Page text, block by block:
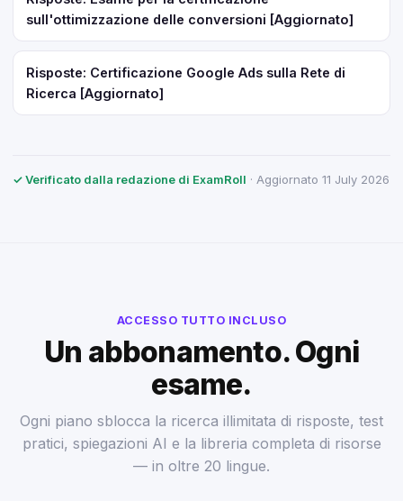
sull'ottimizzazione delle conversioni [Aggiornato]
Risposte: Certificazione Google Ads sulla Rete di
Ricerca [Aggiornato]
✓ Verificato dalla redazione di ExamRoll · Aggiornato 11 July 2026
ACCESSO TUTTO INCLUSO
Un abbonamento. Ogni
esame.
Ogni piano sblocca la ricerca illimitata di risposte, test
pratici, spiegazioni AI e la libreria completa di risorse
— in oltre 20 lingue.